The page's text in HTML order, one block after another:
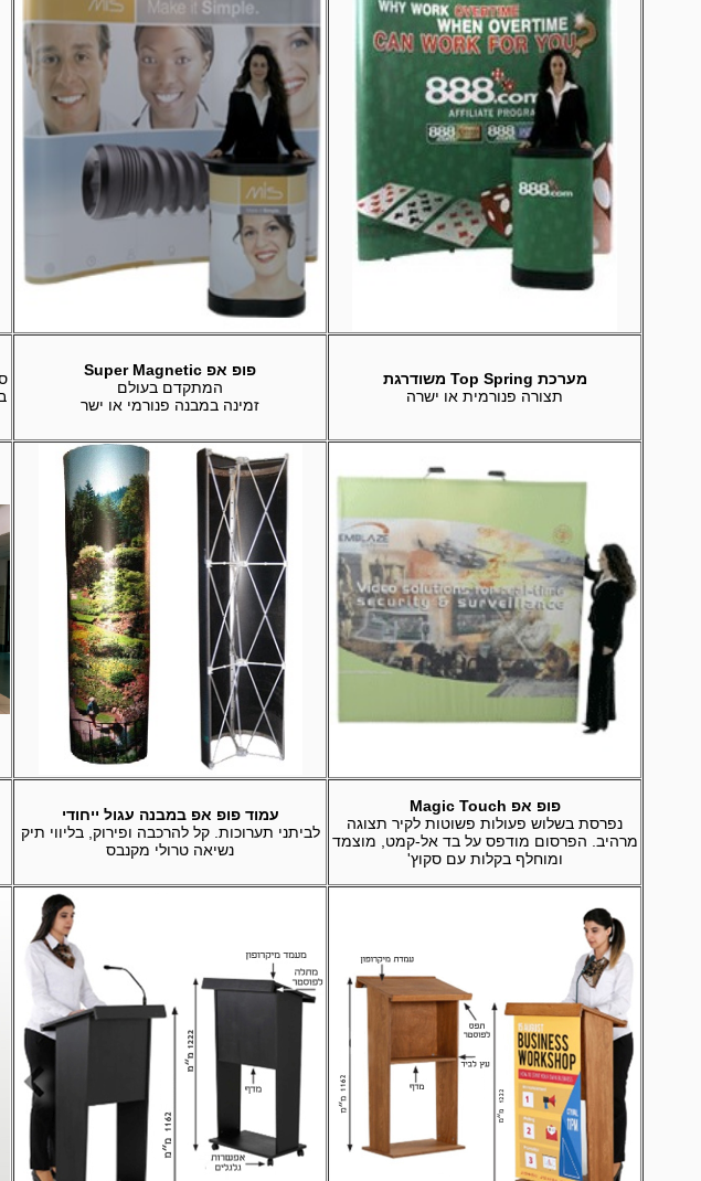
מערכת Top Spring משודרגת
תצורה פנורמית או ישרה
פופ אפ Super Magnetic
המתקדם בעולם
זמינה במבנה פנורמי או ישר
פופ אפ Magic Touch
נפרסת בשלוש פעולות פשוטות לקיר תצוגה
מרהיב. הפרסום מודפס על בד אל-קמט, מוצמד
ומוחלף בקלות עם סקוץ'
עמוד פופ אפ במבנה עגול ייחודי
לביתני תערוכות. קל להרכבה ופירוק, בליווי תיק
נשיאה טרולי מקנבס